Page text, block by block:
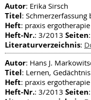
Autor: Erika Sirsch
Titel:
Heft: praxis ergotherapie
Heft-Nr.: 3/2013 Seiten
Literaturverzeichnis:
Autor: Hans J.
Titel: Lernen,
Heft: praxis ergotherapie
Heft-Nr.: 3/2013 Seiten